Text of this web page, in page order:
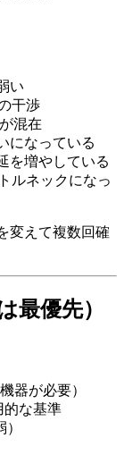
い
干渉
混在
になっている
を増やしている
ルネックになっ
変えて複数回確
最優先）
器が必要）
的な基準